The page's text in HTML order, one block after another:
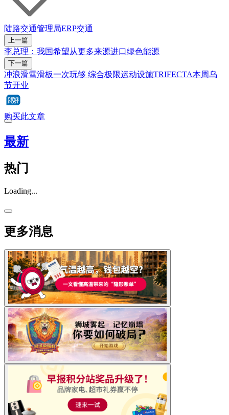
陆路交通管理局ERP交通
上一篇
李总理：我国希望从更多来源进口绿色能源
下一篇
冲浪滑雪滑板一次玩够 综合极限运动设施TRIFECTA本周乌
节开业
购买此文章
最新
热门
Loading...
更多消息